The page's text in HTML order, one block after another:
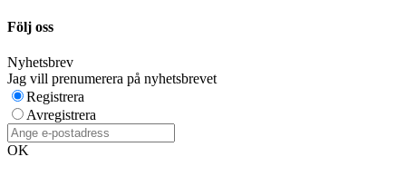
Följ oss
Nyhetsbrev
Jag vill prenumerera på nyhetsbrevet
Registrera
Avregistrera
OK